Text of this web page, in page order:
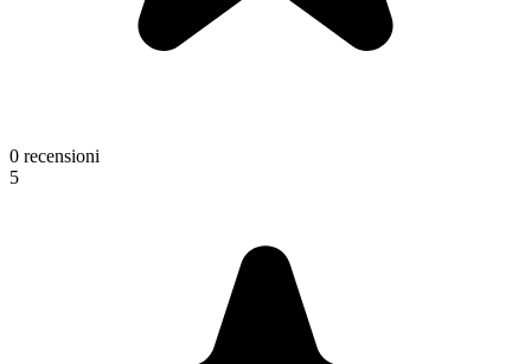
0 recensioni
5